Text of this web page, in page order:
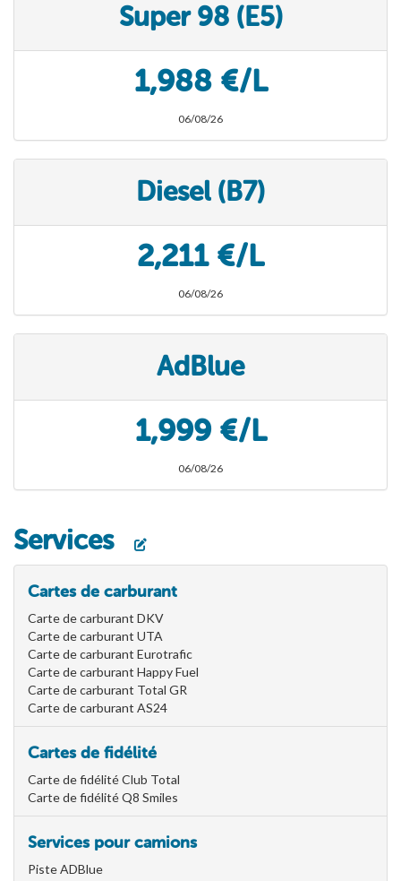
Super 98 (E5)
1,988 €/L
06/08/26
Diesel (B7)
2,211 €/L
06/08/26
AdBlue
1,999 €/L
06/08/26
Services
Cartes de carburant
Carte de carburant DKV
Carte de carburant UTA
Carte de carburant Eurotrafic
Carte de carburant Happy Fuel
Carte de carburant Total GR
Carte de carburant AS24
Cartes de fidélité
Carte de fidélité Club Total
Carte de fidélité Q8 Smiles
Services pour camions
Piste ADBlue